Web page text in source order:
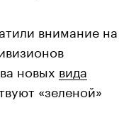
внимание на
новых вида
«зеленой»